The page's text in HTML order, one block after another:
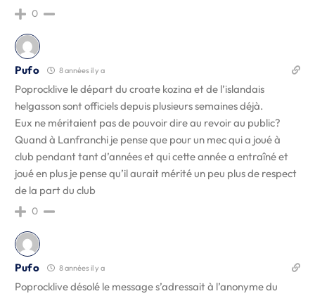
0
Pufo 8 années il y a
Poprocklive le départ du croate kozina et de l’islandais
helgasson sont officiels depuis plusieurs semaines déjà.
Eux ne méritaient pas de pouvoir dire au revoir au public?
Quand à Lanfranchi je pense que pour un mec qui a joué à
club pendant tant d’années et qui cette année a entraîné et
joué en plus je pense qu’il aurait mérité un peu plus de respect
de la part du club
0
Pufo 8 années il y a
Poprocklive désolé le message s’adressait à l’anonyme du